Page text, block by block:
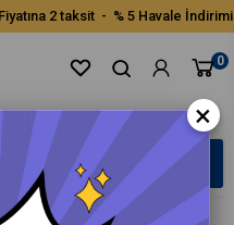
2 taksit - % 5 Havale İndirimi
0
×